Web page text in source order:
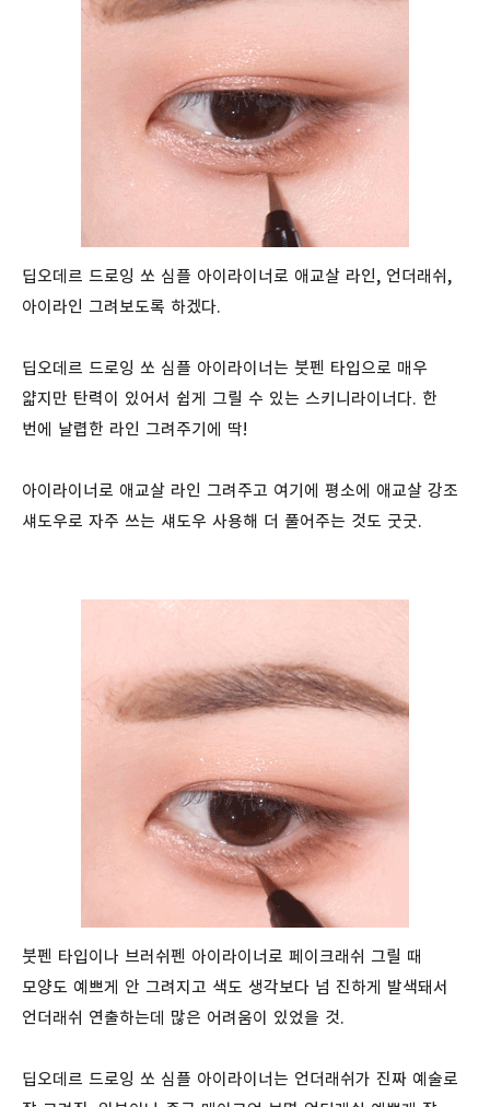
딥오데르 드로잉 쏘 심플 아이라이너로 애교살 라인, 언더래쉬,
아이라인 그려보도록 하겠다.
딥오데르 드로잉 쏘 심플 아이라이너는 붓펜 타입으로 매우
얇지만 탄력이 있어서 쉽게 그릴 수 있는 스키니라이너다. 한
번에 날렵한 라인 그려주기에 딱!
아이라이너로 애교살 라인 그려주고 여기에 평소에 애교살 강조
섀도우로 자주 쓰는 섀도우 사용해 더 풀어주는 것도 굿굿.
붓펜 타입이나 브러쉬펜 아이라이너로 페이크래쉬 그릴 때
모양도 예쁘게 안 그려지고 색도 생각보다 넘 진하게 발색돼서
언더래쉬 연출하는데 많은 어려움이 있었을 것.
딥오데르 드로잉 쏘 심플 아이라이너는 언더래쉬가 진짜 예술로